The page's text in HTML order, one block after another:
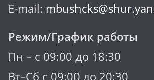
E-mail:
Режим/График работы
Пн – с 09:00 до 18:30
Вт–Сб с 09:00 до 20:30